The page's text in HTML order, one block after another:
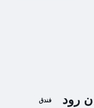
رود فندق